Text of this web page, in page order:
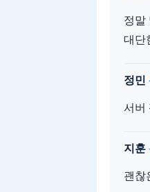
정말
대단
정민
서버
지훈
괜찮